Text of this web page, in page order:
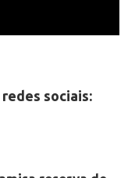
sociais: